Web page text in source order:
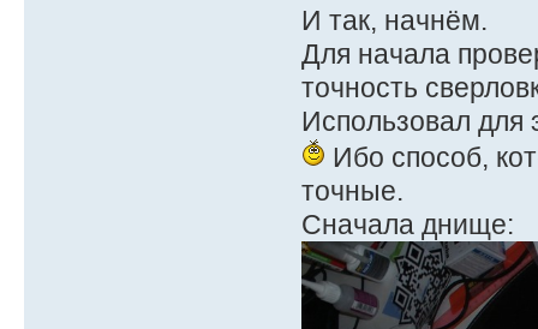
И так, начнём.
Для начала
точность
Использовал для
Ибо способ,
точные.
Сначала днище: